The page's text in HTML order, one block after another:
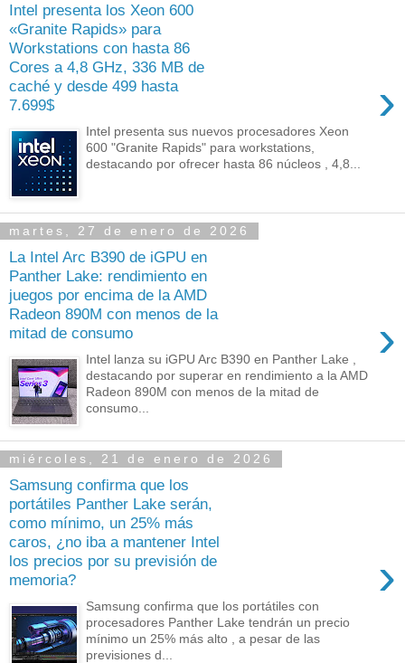
Intel presenta los Xeon 600
«Granite Rapids» para
Workstations con hasta 86
Cores a 4,8 GHz, 336 MB de
caché y desde 499 hasta
7.699$
›
Intel presenta sus nuevos procesadores Xeon
600 "Granite Rapids" para workstations,
destacando por ofrecer hasta 86 núcleos , 4,8...
martes, 27 de enero de 2026
La Intel Arc B390 de iGPU en
Panther Lake: rendimiento en
juegos por encima de la AMD
Radeon 890M con menos de la
mitad de consumo
›
Intel lanza su iGPU Arc B390 en Panther Lake ,
destacando por superar en rendimiento a la AMD
Radeon 890M con menos de la mitad de
consumo...
miércoles, 21 de enero de 2026
Samsung confirma que los
portátiles Panther Lake serán,
como mínimo, un 25% más
caros, ¿no iba a mantener Intel
los precios por su previsión de
memoria?
›
Samsung confirma que los portátiles con
procesadores Panther Lake tendrán un precio
mínimo un 25% más alto , a pesar de las
previsiones d...